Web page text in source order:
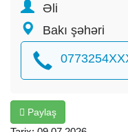
Əli
Bakı şəhəri
Paylaş